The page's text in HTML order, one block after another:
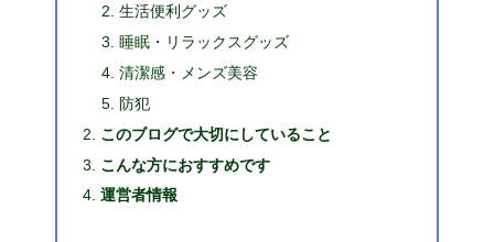
生活便利グッズ
睡眠・リラックスグッズ
清潔感・メンズ美容
防犯
このブログで大切にしていること
こんな方におすすめです
運営者情報